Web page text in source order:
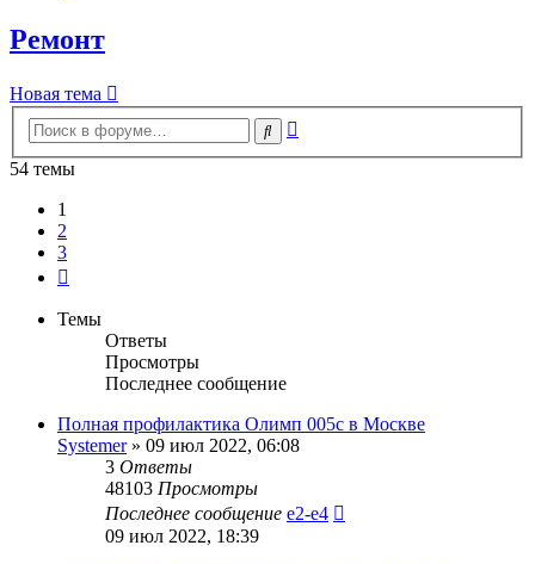
Ремонт
Новая тема
Поиск
54 темы
1
2
3
Темы
Ответы
Просмотры
Последнее сообщение
Полная профилактика Олимп 005с в Москве
Systemer» 09 июл 2022, 06:08
3 Ответы
48103 Просмотры
Последнее сообщение e2-e4
09 июл 2022, 18:39